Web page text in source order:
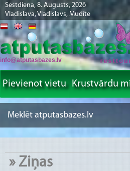
Sestdiena, 8. Augusts, 2026
Vladislava, Vladislavs, Mudīte
info@atputasbazes.lv
Pievienot vietu Krustvārdu
» Ziņas